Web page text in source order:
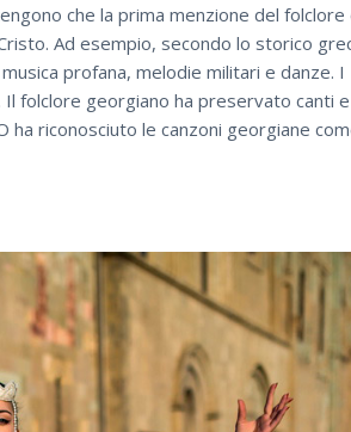
che la prima menzione del folclore
Ad esempio, secondo lo storico
profana, melodie militari e danze. I
folclore georgiano ha preservato canti
ha riconosciuto le canzoni georgiane